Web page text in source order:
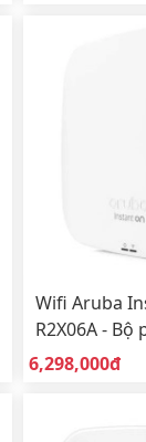
Wifi Aruba
R2X06A -
sử dụng
Giá bán:
6,298,000đ